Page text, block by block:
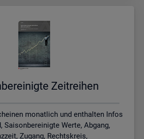
Zeit­rei­hen
monatlich und enthalten Infos
Saisonbereinigte Werte, Abgang,
Zugang, Rechtskreis,